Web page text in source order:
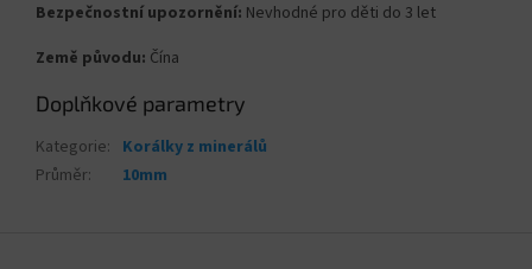
Bezpečnostní upozornění: Nevhodné pro děti do 3 let
Země původu: Čína
Doplňkové parametry
Kategorie: Korálky z minerálů
Průměr: 10mm